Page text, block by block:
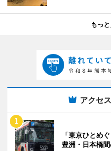
もっ
アクセ
「東京ひとめ
豊洲・日本橋